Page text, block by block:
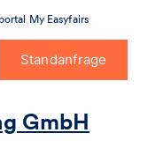
My Easyfairs
Standanfrage
GmbH